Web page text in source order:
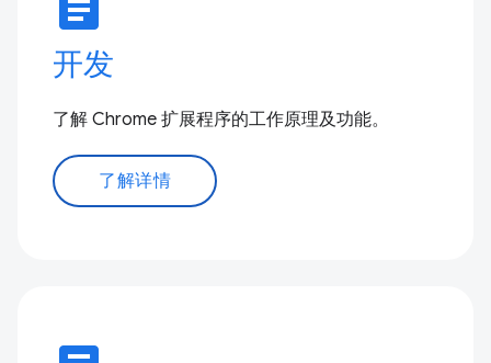
开发
了解 Chrome 扩展程序的工作原理及功能。
了解详情